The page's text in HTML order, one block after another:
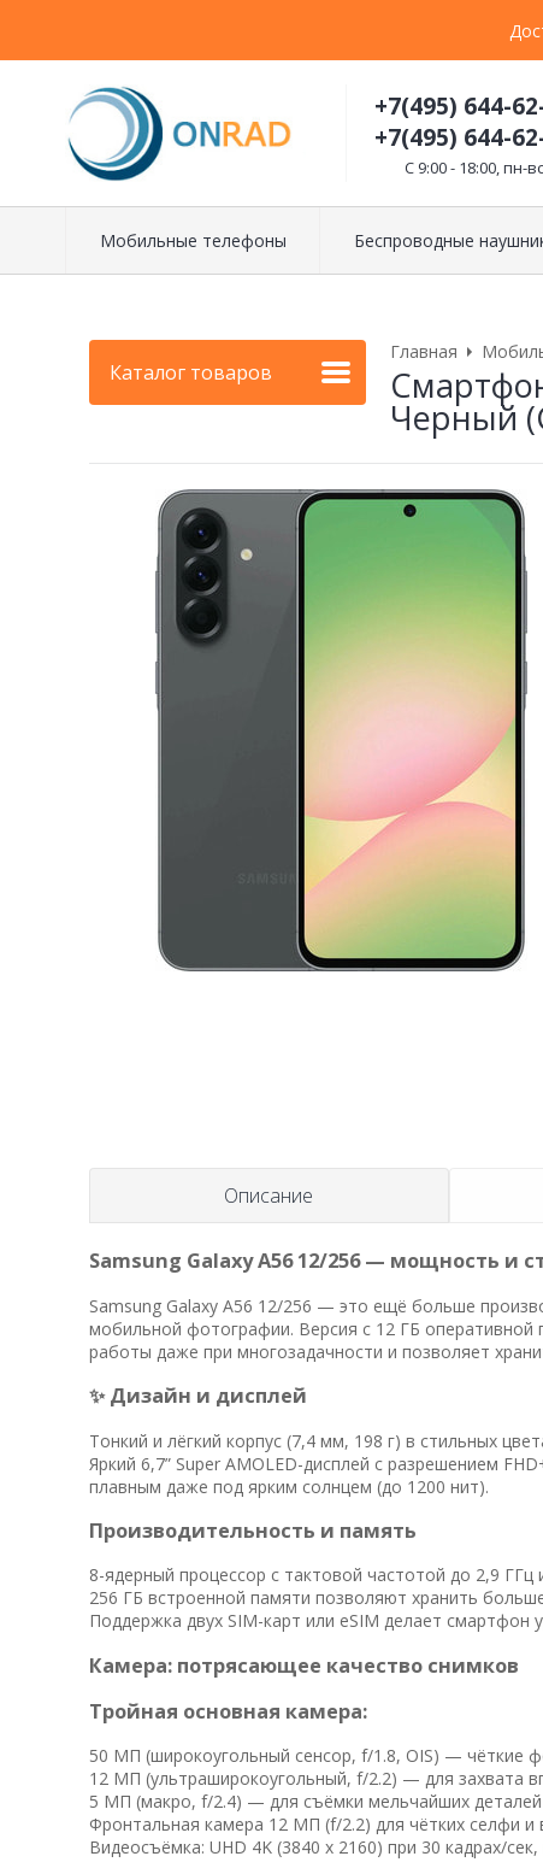
+7(495) 644-
+7(495) 644-
C 9:00 - 18:00, пн-вс
Мобильные телефоны Беспроводные
Каталог товаров
Главная
Черный
Описание
Samsung Galaxy A56 12/256 — мощность и
Samsung Galaxy A56 12/256 — это ещё больше
мобильной фотографии. Версия с 12 ГБ оперативной
работы даже при многозадачности и позволяет
✨ Дизайн и дисплей
Тонкий и лёгкий корпус (7,4 мм, 198 г) в стильных
Яркий 6,7” Super AMOLED-дисплей с разрешением
плавным даже под ярким солнцем (до 1200 нит).
Производительность и память
8-ядерный процессор с тактовой частотой до 2,9
256 ГБ встроенной памяти позволяют хранить
Поддержка двух SIM-карт или eSIM делает смартфон
Камера: потрясающее качество снимков
Тройная основная камера:
50 МП (широкоугольный сенсор, f/1.8, OIS) — чёткие
12 МП (ультраширокоугольный, f/2.2) — для захвата
5 МП (макро, f/2.4) — для съёмки мельчайших
Фронтальная камера 12 МП (f/2.2) для чётких селфи и
Видеосъёмка: UHD 4K (3840 x 2160) при 30 кадрах/